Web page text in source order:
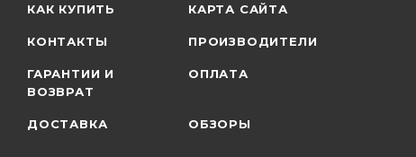
КАК КУПИТЬ КАРТА САЙТА
КОНТАКТЫ ПРОИЗВОДИТЕЛИ
ГАРАНТИИ И
ВОЗВРАТ
ОПЛАТА
ДОСТАВКА ОБЗОРЫ